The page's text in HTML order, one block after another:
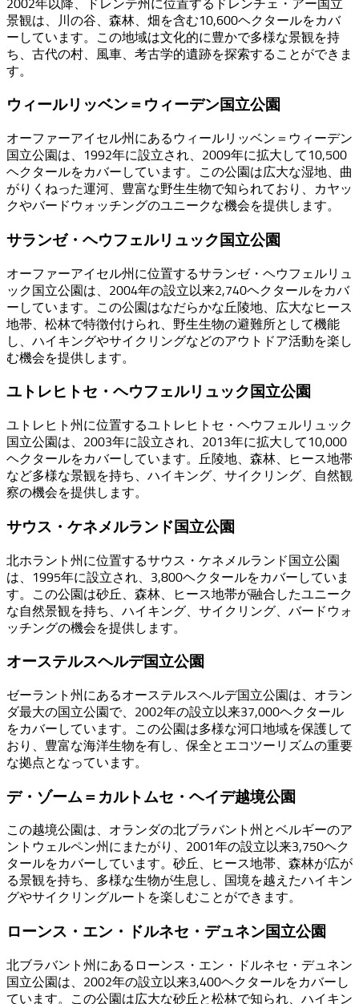
2002年以降、ドレンテ州に位置するドレンチェ・アー国立
景観は、川の谷、森林、畑を含む10,600ヘクタールをカバ
ーしています。この地域は文化的に豊かで多様な景観を持
ち、古代の村、風車、考古学的遺跡を探索することができま
す。
ウィールリッベン＝ウィーデン国立公園
オーファーアイセル州にあるウィールリッベン＝ウィーデン
国立公園は、1992年に設立され、2009年に拡大して10,500
ヘクタールをカバーしています。この公園は広大な湿地、曲
がりくねった運河、豊富な野生生物で知られており、カヤッ
クやバードウォッチングのユニークな機会を提供します。
サランゼ・ヘウフェルリュック国立公園
オーファーアイセル州に位置するサランゼ・ヘウフェルリュ
ック国立公園は、2004年の設立以来2,740ヘクタールをカバ
ーしています。この公園はなだらかな丘陵地、広大なヒース
地帯、松林で特徴付けられ、野生生物の避難所として機能
し、ハイキングやサイクリングなどのアウトドア活動を楽し
む機会を提供します。
ユトレヒトセ・ヘウフェルリュック国立公園
ユトレヒト州に位置するユトレヒトセ・ヘウフェルリュック
国立公園は、2003年に設立され、2013年に拡大して10,000
ヘクタールをカバーしています。丘陵地、森林、ヒース地帯
など多様な景観を持ち、ハイキング、サイクリング、自然観
察の機会を提供します。
サウス・ケネメルランド国立公園
北ホラント州に位置するサウス・ケネメルランド国立公園
は、1995年に設立され、3,800ヘクタールをカバーしていま
す。この公園は砂丘、森林、ヒース地帯が融合したユニーク
な自然景観を持ち、ハイキング、サイクリング、バードウォ
ッチングの機会を提供します。
オーステルスヘルデ国立公園
ゼーラント州にあるオーステルスヘルデ国立公園は、オラン
ダ最大の国立公園で、2002年の設立以来37,000ヘクタール
をカバーしています。この公園は多様な河口地域を保護して
おり、豊富な海洋生物を有し、保全とエコツーリズムの重要
な拠点となっています。
デ・ゾーム＝カルトムセ・ヘイデ越境公園
この越境公園は、オランダの北ブラバント州とベルギーのア
ントウェルペン州にまたがり、2001年の設立以来3,750ヘク
タールをカバーしています。砂丘、ヒース地帯、森林が広が
る景観を持ち、多様な生物が生息し、国境を越えたハイキン
グやサイクリングルートを楽しむことができます。
ローンス・エン・ドルネセ・デュネン国立公園
北ブラバント州にあるローンス・エン・ドルネセ・デュネン
国立公園は、2002年の設立以来3,400ヘクタールをカバーし
ています。この公園は広大な砂丘と松林で知られ、ハイキン